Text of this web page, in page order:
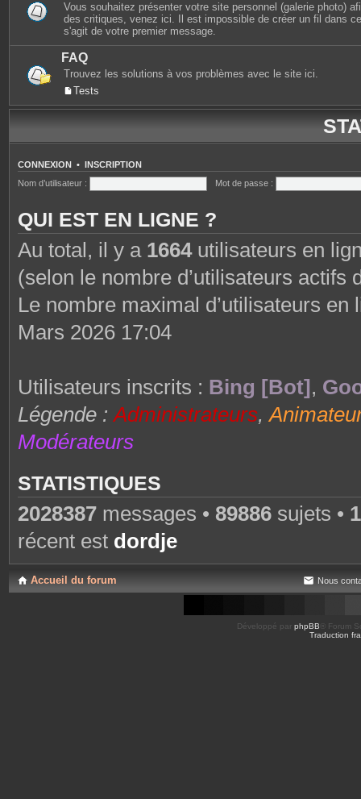
Vous souhaitez présenter votre site personnel (galerie photo)
des critiques, venez ici. Il est impossible de créer un fil dans
s'agit de votre premier message.
FAQ
Trouvez les solutions à vos problèmes avec le site ici.
Tests
CONNEXION • INSCRIPTION
Nom d’utilisateur :
Mot de passe :
QUI EST EN LIGNE ?
Au total, il y a 1664utilisateurs en
(selon le nombre d’utilisateurs actifs
Le nombre maximal d’utilisateurs
Mars 2026 17:04
Utilisateurs inscrits : Bing [Bot],
Légende :Administrateurs,
Modérateurs
STATISTIQUES
2028387 messages • 89886 sujets •
récent est dordje
Accueil du forum Nous
Développé par phpBB ® Forum
Traduction